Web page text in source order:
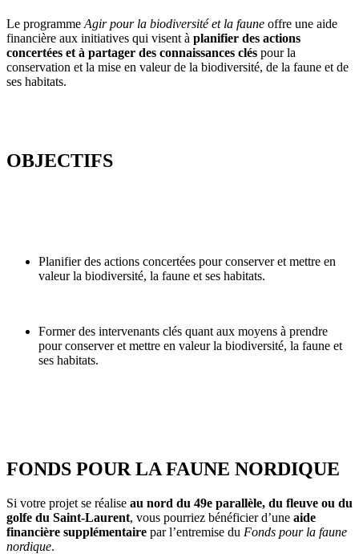
Le programme Agir pour la biodiversité et la faune offre une aide
financière aux initiatives qui visent à planifier des actions
concertées et à partager des connaissances clés pour la
conservation et la mise en valeur de la biodiversité, de la faune et de
ses habitats.
OBJECTIFS
Planifier des actions concertées pour conserver et mettre en
valeur la biodiversité, la faune et ses habitats.
Former des intervenants clés quant aux moyens à prendre
pour conserver et mettre en valeur la biodiversité, la faune et
ses habitats.
FONDS POUR LA FAUNE NORDIQUE
Si votre projet se réalise au nord du 49e parallèle, du fleuve ou du
golfe du Saint-Laurent, vous pourriez bénéficier d’une aide
financière supplémentaire par l’entremise du Fonds pour la faune
nordique.